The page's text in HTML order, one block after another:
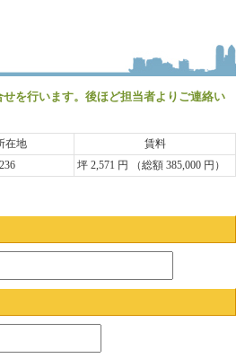
を行います。後ほど担当者よりご連絡い
在地
賃料
坪 2,571 円 （総額 385,000 円）